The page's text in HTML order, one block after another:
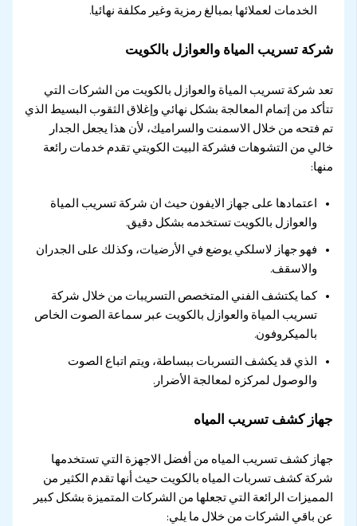
الخدمات لعملائها بمبالغ رمزية وغير مكلفة نهائيا.
شركة تسريب المياة والعوازل بالكويت
تعد شركة تسريب المياة والعوازل بالكويت من الشركات التي
تتأكد من إتمام المعالجة بشكل نهائي وإغلاق الثقوب البسيط الذي
تم فتحه من خلال الاسمنت والسراميك، لأن هذا يجعل الجدار
خالي من التشوهات فشركة البيت الكويتي تقدم خدمات رائعة
منها:
اعتمادها على جهاز الايفون حيث ان شركة تسريب المياة
والعوازل بالكويت تستخدمه بشكل دقيق.
فهو جهاز لاسلكي يوضع في الأرضيات، وكذلك على الجدران
والاسقف.
كما يكتشف الفني المتخصص التسريبات من خلال شركة
تسريب المياة والعوازل بالكويت عبر سماعة الصوت الخاص
بالميكروفون.
الذي قد يكشف التسربات ببساطة، ويتم اتباع الصوت
والوصول لمركزه لمعالجة الأضرار.
جهاز كشف تسريب المياه
جهاز كشف تسريب المياه من أفضل الاجهزة التي تستخدمها
شركة كشف تسربات المياه بالكويت حيث أنها تقدم الكثير من
المميزات الرائعة التي تجعلها من الشركات المتميزة بشكل كبير
عن باقي الشركات من خلال ما يلي: